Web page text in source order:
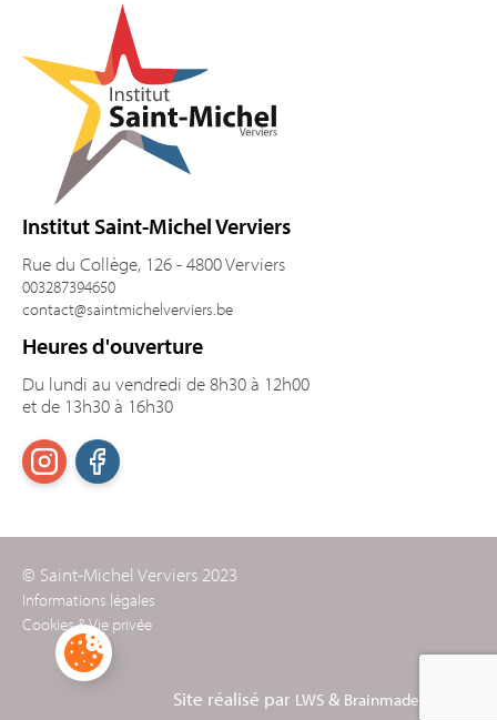
Institut Saint-Michel Verviers
Rue du Collège, 126 - 4800 Verviers
003287394650
contact@saintmichelverviers.be
Heures d'ouverture
Du lundi au vendredi de 8h30 à 12h00
et de 13h30 à 16h30
© Saint-Michel Verviers 2023
Informations légales
Cookies & Vie privée
Site réalisé par LWS & Brainmade Agency